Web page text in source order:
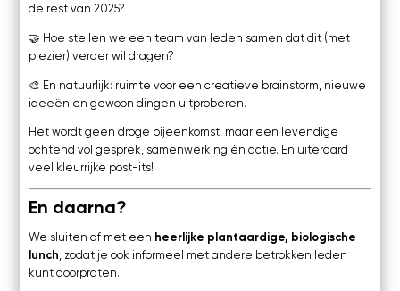
de rest van 2025?
🤝 Hoe stellen we een team van leden samen dat dit (met
plezier) verder wil dragen?
🎨 En natuurlijk: ruimte voor een creatieve brainstorm, nieuwe
ideeën en gewoon dingen uitproberen.
Het wordt geen droge bijeenkomst, maar een levendige
ochtend vol gesprek, samenwerking én actie. En uiteraard
veel kleurrijke post-its!
En daarna?
We sluiten af met een heerlijke plantaardige, biologische
lunch, zodat je ook informeel met andere betrokken leden
kunt doorpraten.